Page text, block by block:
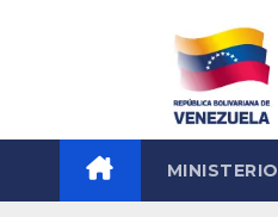
MINISTERIO